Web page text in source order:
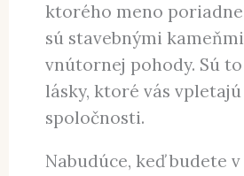
ktorého meno
sú stavebnými
vnútornej pohody. Sú
lásky, ktoré vás
spoločnosti.
Nabudúce, keď budete